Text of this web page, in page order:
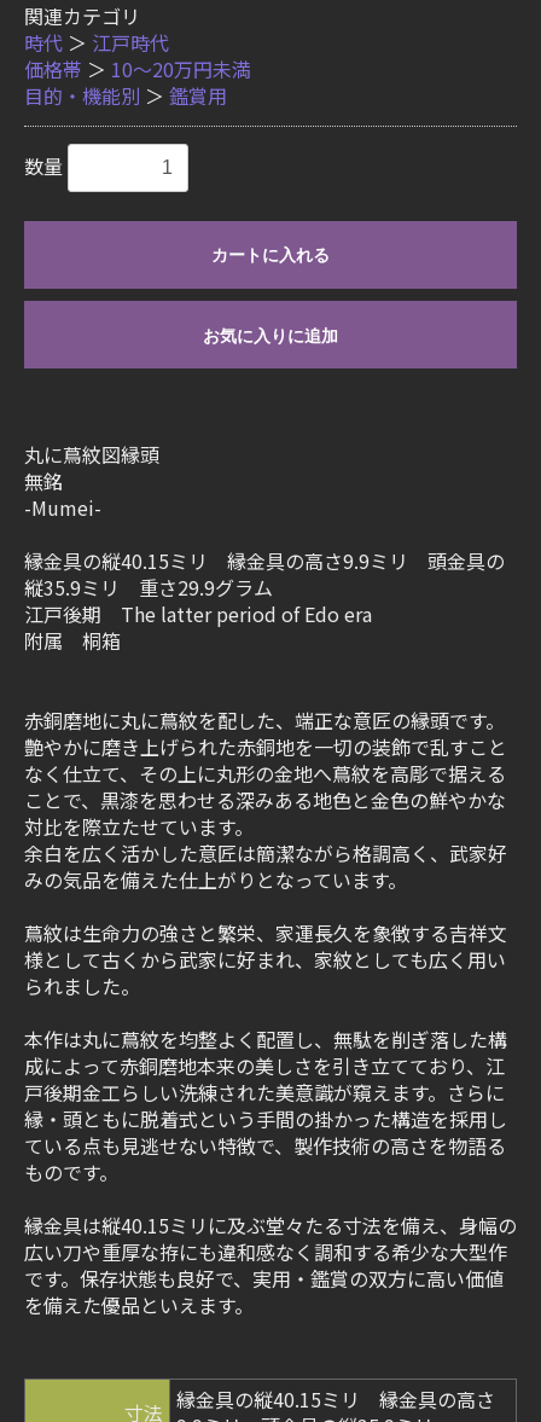
関連カテゴリ
時代 ＞ 江戸時代
価格帯 ＞ 10〜20万円未満
目的・機能別 ＞ 鑑賞用
数量
カートに入れる
お気に入りに追加
丸に蔦紋図縁頭
無銘
-Mumei-
縁金具の縦40.15ミリ 縁金具の高さ9.9ミリ 頭金具の
縦35.9ミリ 重さ29.9グラム
江戸後期 The latter period of Edo era
附属 桐箱
赤銅磨地に丸に蔦紋を配した、端正な意匠の縁頭です。
艶やかに磨き上げられた赤銅地を一切の装飾で乱すこと
なく仕立て、その上に丸形の金地へ蔦紋を高彫で据える
ことで、黒漆を思わせる深みある地色と金色の鮮やかな
対比を際立たせています。
余白を広く活かした意匠は簡潔ながら格調高く、武家好
みの気品を備えた仕上がりとなっています。
蔦紋は生命力の強さと繁栄、家運長久を象徴する吉祥文
様として古くから武家に好まれ、家紋としても広く用い
られました。
本作は丸に蔦紋を均整よく配置し、無駄を削ぎ落した構
成によって赤銅磨地本来の美しさを引き立てており、江
戸後期金工らしい洗練された美意識が窺えます。さらに
縁・頭ともに脱着式という手間の掛かった構造を採用し
ている点も見逃せない特徴で、製作技術の高さを物語る
ものです。
縁金具は縦40.15ミリに及ぶ堂々たる寸法を備え、身幅の
広い刀や重厚な拵にも違和感なく調和する希少な大型作
です。保存状態も良好で、実用・鑑賞の双方に高い価値
を備えた優品といえます。
寸法 縁金具の縦40.15ミリ 縁金具の高さ